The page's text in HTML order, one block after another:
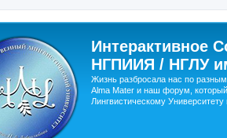
Интерактивное
НГПИИЯ / НГЛУ
Жизнь разбросала нас по
Alma Mater и наш форум, который
Лингвистическому Университету